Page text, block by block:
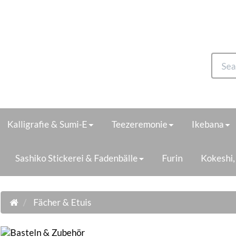
Kalligrafie & Sumi-E Teezeremonie Ikebana
Sashiko Stickerei & Fadenbälle Furin
Fächer & Etuis